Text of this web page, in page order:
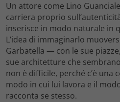
Un attore come Lino
carriera proprio
inserisce in modo naturale in
L’idea di immaginarlo
Garbatella — con le sue
sue architetture che
non è difficile, perché c’è una
modo in cui lui lavora e il
racconta se stesso.